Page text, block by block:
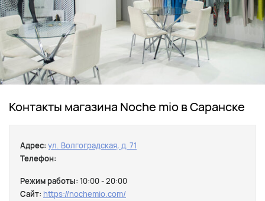
Контакты магазина Noche mio в Саранске
Адрес: ул. Волгоградская, д. 71
Телефон:
Режим работы: 10:00 - 20:00
Сайт: https://nochemio.com/